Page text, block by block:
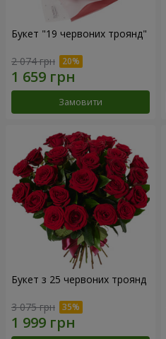
Букет "19 червоних троянд"
2 074 грн
Замовити
Букет з 25 червоних троянд
3 075 грн